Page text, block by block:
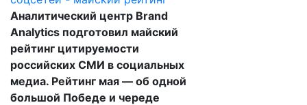
Аналитический центр Brand
Analytics подготовил майский
рейтинг цитируемости
российских СМИ в социальных
медиа. Рейтинг мая — об одной
большой Победе и череде